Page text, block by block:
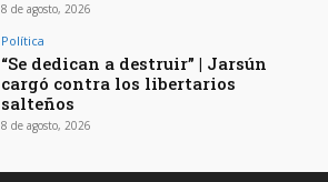
8 de agosto, 2026
Política
“Se dedican a destruir” | Jarsún
cargó contra los libertarios
salteños
8 de agosto, 2026